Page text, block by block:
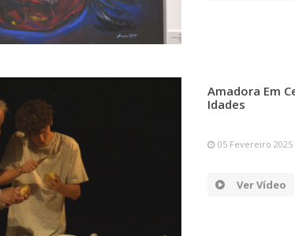
Amadora Em
Idades
05 Fevereiro 2025
Ver Vídeo